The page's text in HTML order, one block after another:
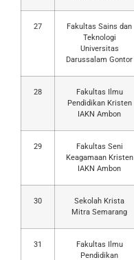
27
Fakultas Sains dan
Teknologi
Universitas
Darussalam Gontor
28
Fakultas Ilmu
Pendidikan Kristen
IAKN Ambon
29
Fakultas Seni
Keagamaan Kristen
IAKN Ambon
30
Sekolah Krista
Mitra Semarang
31
Fakultas Ilmu
Pendidikan